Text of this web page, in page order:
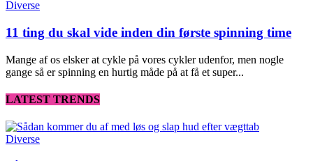
Diverse
11 ting du skal vide inden din første spinning time
Mange af os elsker at cykle på vores cykler udenfor, men nogle
gange så er spinning en hurtig måde på at få et super...
LATEST TRENDS
Diverse